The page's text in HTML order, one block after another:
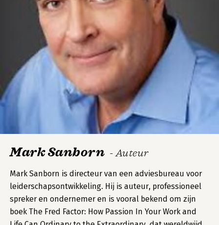
Mark Sanborn - Auteur
Mark Sanborn is directeur van een adviesbureau voor
leiderschapsontwikkeling. Hij is auteur, professioneel
spreker en ondernemer en is vooral bekend om zijn
boek The Fred Factor: How Passion In Your Work and